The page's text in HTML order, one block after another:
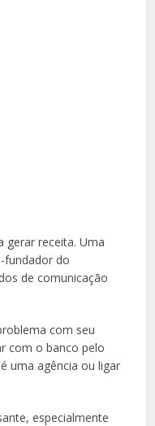
gerar receita. Uma
fundador do
de comunicação
com seu
com o banco pelo
uma agência ou ligar
especialmente